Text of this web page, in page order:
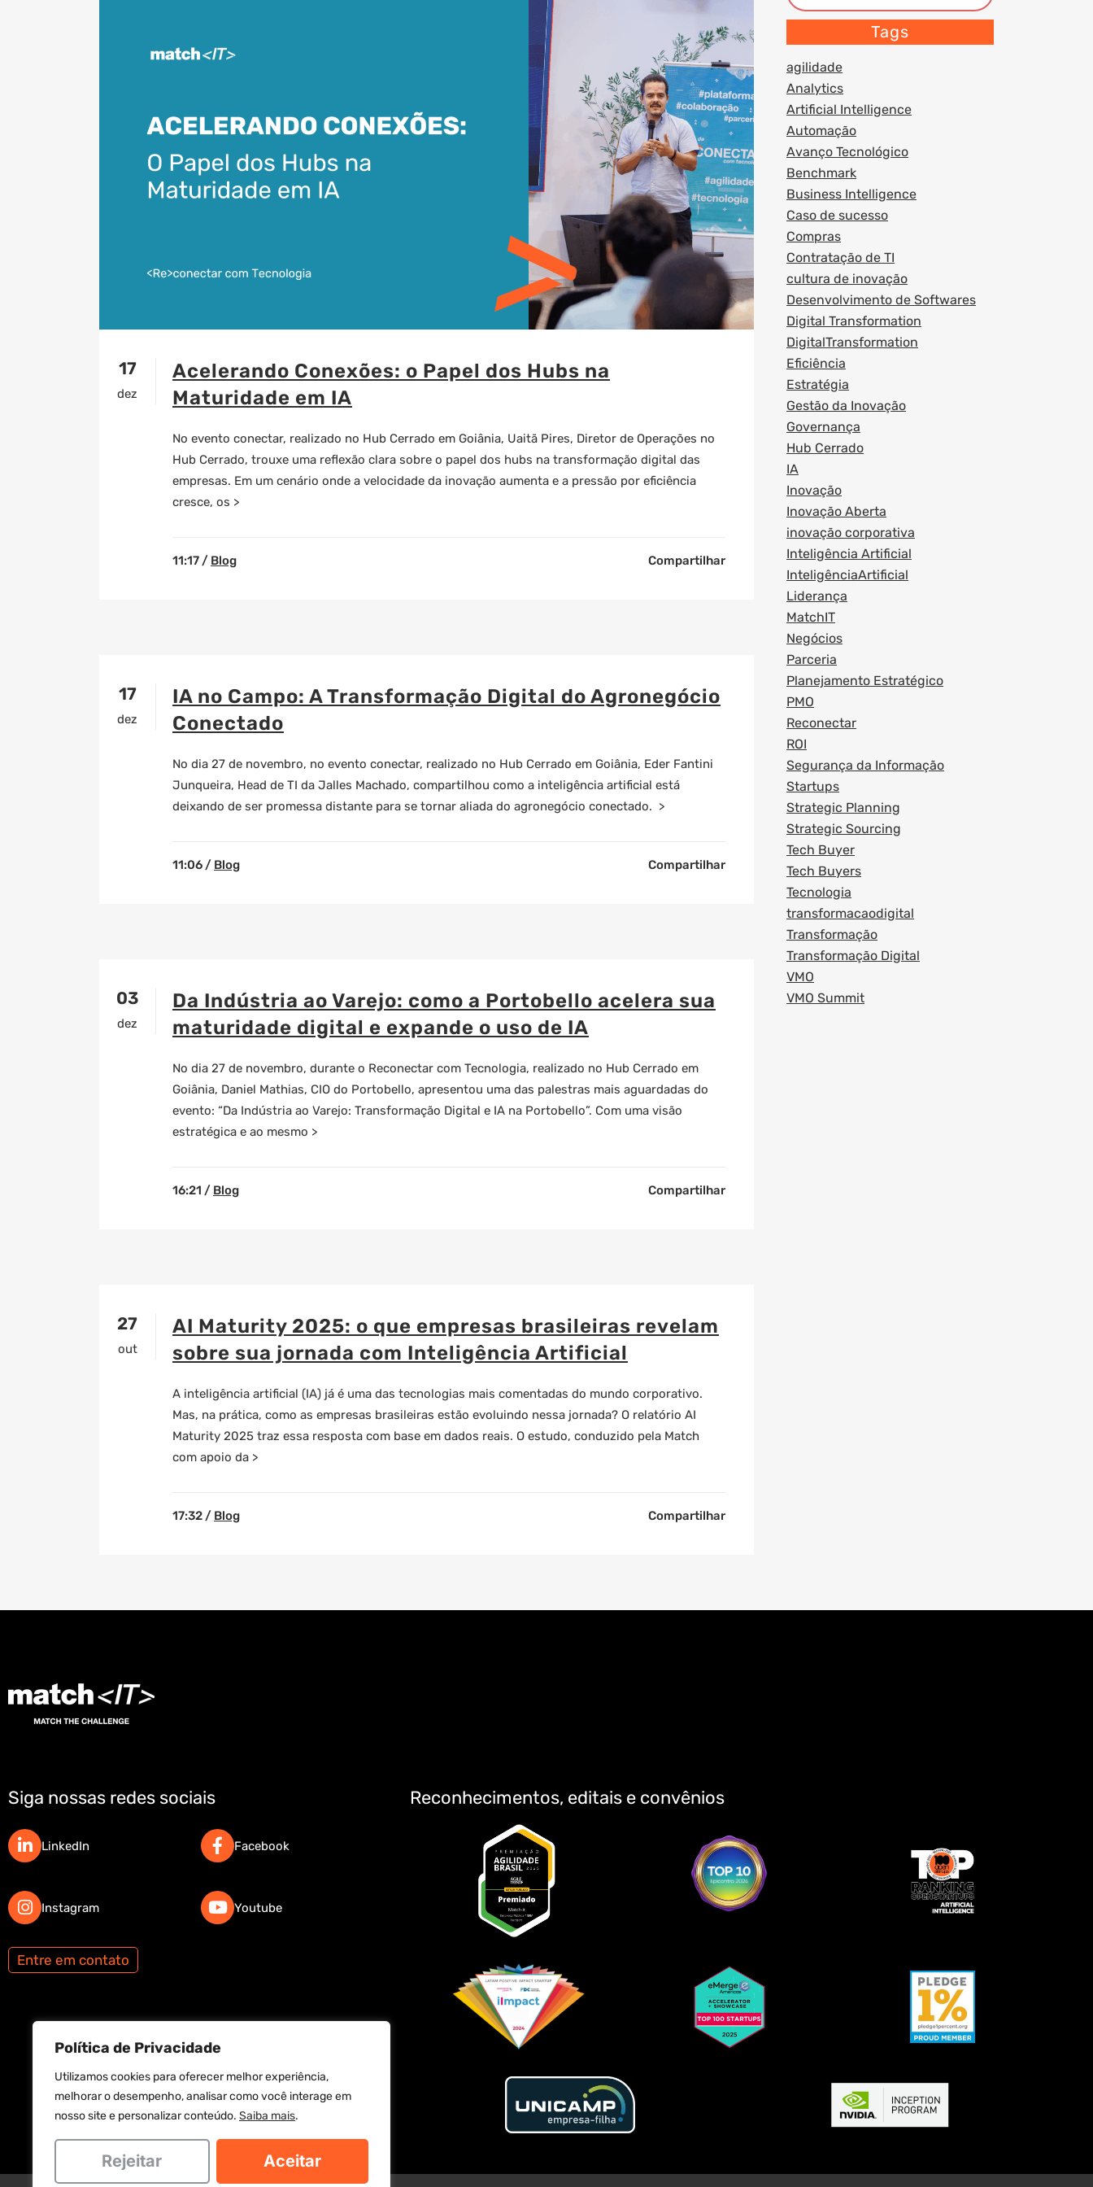
Política de Privacidade
Utilizamos cookies para oferecer melhor experiência,
melhorar o desempenho, analisar como você interage em
nosso site e personalizar conteúdo. Saiba mais.
Rejeitar Aceitar
17
dez
Acelerando Conexões: o Papel dos Hubs na
Maturidade em IA
No evento conectar, realizado no Hub Cerrado em Goiânia, Uaitã Pires, Diretor de Operações no
Hub Cerrado, trouxe uma reflexão clara sobre o papel dos hubs na transformação digital das
empresas. Em um cenário onde a velocidade da inovação aumenta e a pressão por eficiência
cresce, os >
11:17 / Blog Compartilhar
17
dez
IA no Campo: A Transformação Digital do Agronegócio
Conectado
No dia 27 de novembro, no evento conectar, realizado no Hub Cerrado em Goiânia, Eder Fantini
Junqueira, Head de TI da Jalles Machado, compartilhou como a inteligência artificial está
deixando de ser promessa distante para se tornar aliada do agronegócio conectado. >
11:06 / Blog Compartilhar
03
dez
Da Indústria ao Varejo: como a Portobello acelera sua
maturidade digital e expande o uso de IA
No dia 27 de novembro, durante o Reconectar com Tecnologia, realizado no Hub Cerrado em
Goiânia, Daniel Mathias, CIO do Portobello, apresentou uma das palestras mais aguardadas do
evento: “Da Indústria ao Varejo: Transformação Digital e IA na Portobello”. Com uma visão
estratégica e ao mesmo >
16:21 / Blog Compartilhar
27
out
AI Maturity 2025: o que empresas brasileiras revelam
sobre sua jornada com Inteligência Artificial
A inteligência artificial (IA) já é uma das tecnologias mais comentadas do mundo corporativo.
Mas, na prática, como as empresas brasileiras estão evoluindo nessa jornada? O relatório AI
Maturity 2025 traz essa resposta com base em dados reais. O estudo, conduzido pela Match
com apoio da >
17:32 / Blog Compartilhar
Tags
agilidade
Analytics
Artificial Intelligence
Automação
Avanço Tecnológico
Benchmark
Business Intelligence
Caso de sucesso
Compras
Contratação de TI
cultura de inovação
Desenvolvimento de Softwares
Digital Transformation
DigitalTransformation
Eficiência
Estratégia
Gestão da Inovação
Governança
Hub Cerrado
IA
Inovação
Inovação Aberta
inovação corporativa
Inteligência Artificial
InteligênciaArtificial
Liderança
MatchIT
Negócios
Parceria
Planejamento Estratégico
PMO
Reconectar
ROI
Segurança da Informação
Startups
Strategic Planning
Strategic Sourcing
Tech Buyer
Tech Buyers
Tecnologia
transformacaodigital
Transformação
Transformação Digital
VMO
VMO Summit
Siga nossas redes sociais
LinkedIn
Instagram
Facebook
Youtube
Entre em contato
Reconhecimentos, editais e convênios